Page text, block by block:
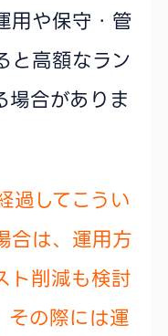
用や保守・管
と高額なラン
場合がありま
過してこうい
合は、運用方
ト削減も検討
その際には運